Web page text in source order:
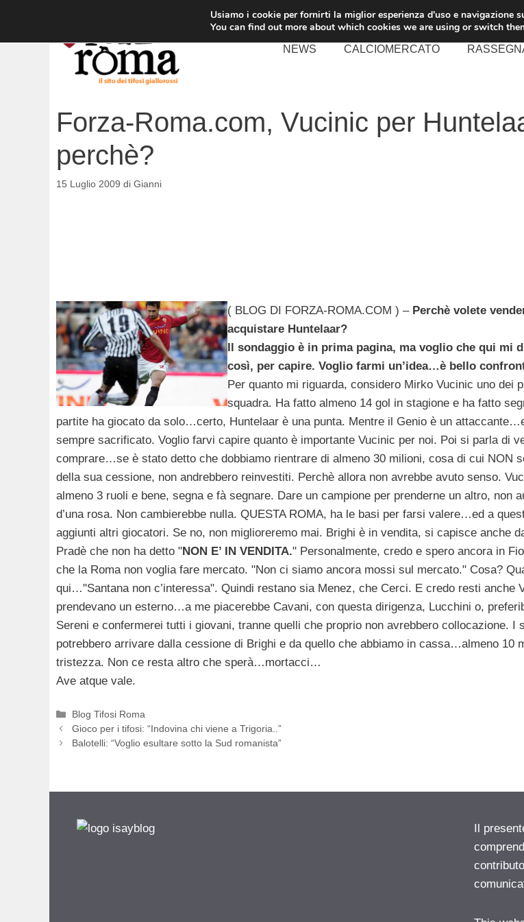
contenuto
NEWS CALCIOMERCATO
Forza-Roma.com, Vucinic per
perchè?
15 Luglio 2009 di Gianni
( BLOG DI FORZA-ROMA.COM ) – Perchè volete
acquistare Huntelaar?
Il sondaggio è in prima pagina, ma voglio che qui mi
così, per capire. Voglio farmi un’idea…è bello
Per quanto mi riguarda, considero Mirko Vucinic uno dei
squadra. Ha fatto almeno 14 gol in stagione e ha fatto
partite ha giocato da solo…certo, Huntelaar è una punta. Mentre il Genio è un
sempre sacrificato. Voglio farvi capire quanto è importante Vucinic per noi. Poi si parla di
comprare…se è stato detto che dobbiamo rientrare di almeno 30 milioni, cosa di cui NON
della sua cessione, non andrebbero reinvestiti. Perchè allora non avrebbe avuto senso.
almeno 3 ruoli e bene, segna e fà segnare. Dare un campione per prenderne un altro, non
d’una rosa. Non cambierebbe nulla. QUESTA ROMA, ha le basi per farsi valere…ed a
aggiunti altri giocatori. Se no, non miglioreremo mai. Brighi è in vendita, si capisce anche
Pradè che non ha detto "NON E’ IN VENDITA." Personalmente, credo e spero ancora in
che la Roma non voglia fare mercato. "Non ci siamo ancora mossi sul mercato." Cosa?
qui…"Santana non c’interessa". Quindi restano sia Menez, che Cerci. E credo resti anche
prendevano un esterno…a me piacerebbe Cavani, con questa dirigenza, Lucchini o,
Sereni e confermerei tutti i giovani, tranne quelli che proprio non avrebbero collocazione. I
potrebbero arrivare dalla cessione di Brighi e da quello che abbiamo in cassa…almeno 10
tristezza. Non ce resta altro che sperà…mortacci…
Ave atque vale.
Categorie
Blog Tifosi Roma
Gioco per i tifosi: “Indovina chi viene a Trigoria..”
Balotelli: “Voglio esultare sotto la Sud romanista”
Il
Usiamo i cookie per fornirti la miglior esperienza d'uso e navigazione
You can find out more about which cookies we are using or switch